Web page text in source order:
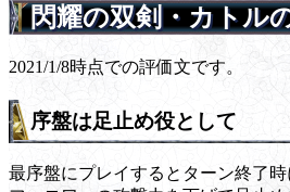
閃耀の双剣・カトル
2021/1/8時点での評価文です。
序盤は足止め役として
最序盤にプレイするとターン終了